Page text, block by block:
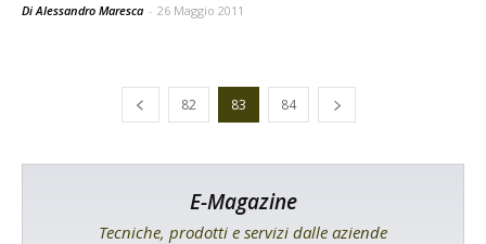
Di Alessandro Maresca - 26 Maggio 2011
82 83 84
E-Magazine
Tecniche, prodotti e servizi dalle aziende